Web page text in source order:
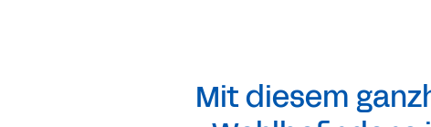
Mit diesem